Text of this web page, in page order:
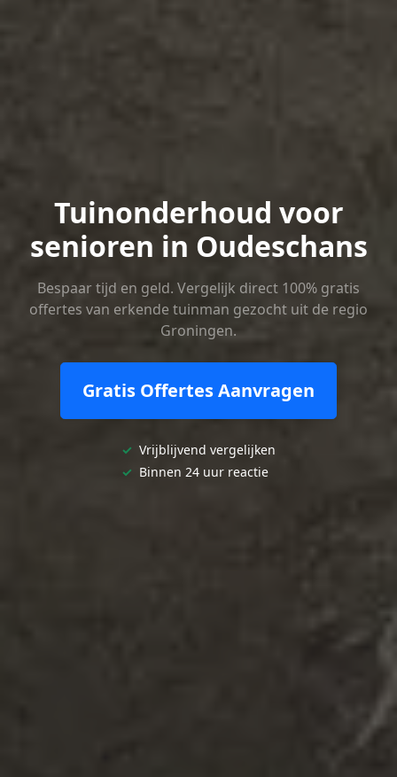
Tuinonderhoud voor
senioren in Oudeschans
Bespaar tijd en geld. Vergelijk direct 100% gratis
offertes van erkende tuinman gezocht uit de regio
Groningen.
Gratis Offertes Aanvragen
✓ Vrijblijvend vergelijken
✓ Binnen 24 uur reactie